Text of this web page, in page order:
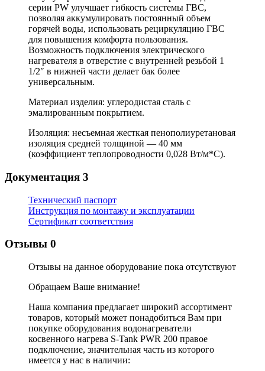
серии РW улучшает гибкость системы ГВС,
позволяя аккумулировать постоянный объем
горячей воды, использовать рециркуляцию ГВС
для повышения комфорта пользования.
Возможность подключения электрического
нагревателя в отверстие с внутренней резьбой 1
1/2″ в нижней части делает бак более
универсальным.
Материал изделия: углеродистая сталь с
эмалированным покрытием.
Изоляция: несъемная жесткая пенополиуретановая
изоляция средней толщиной — 40 мм
(коэффициент теплопроводности 0,028 Вт/м*С).
Документация 3
Технический паспорт
Инструкция по монтажу и эксплуатации
Сертификат соответствия
Отзывы 0
Отзывы на данное оборудование пока отсутствуют
Обращаем Ваше внимание!
Наша компания предлагает широкий ассортимент
товаров, который может понадобиться Вам при
покупке оборудования водонагреватели
косвенного нагрева S-Tank PWR 200 правое
подключение, значительная часть из которого
имеется у нас в наличии: